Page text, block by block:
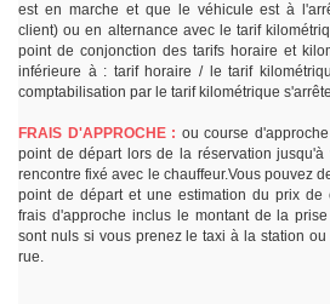
est en marche et que le véhicule est à
client) ou en alternance avec le tarif
point de conjonction des tarifs horaire et
inférieure à : tarif horaire / le tarif
comptabilisation par le tarif kilométrique
FRAIS D'APPROCHE : ou course
point de départ lors de la réservation
rencontre fixé avec le chauffeur.Vous pouvez
point de départ et une estimation du prix de
frais d'approche inclus le montant de la
sont nuls si vous prenez le taxi à la station
rue.